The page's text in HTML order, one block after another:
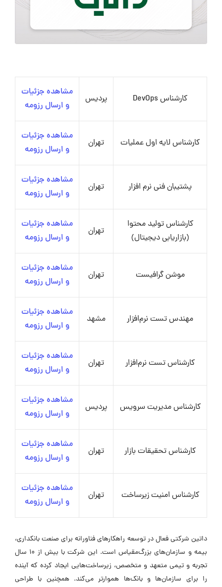
کارشناس DevOps پردیس
مشاهده جزئیات
و ارسال رزومه
کارشناس لایه اول عملیات تهران
مشاهده جزئیات
و ارسال رزومه
پشتیبان فنی نرم افزار تهران
مشاهده جزئیات
و ارسال رزومه
کارشناس تولید محتوا
(بازاریابی دیجیتال)
تهران
مشاهده جزئیات
و ارسال رزومه
موشن گرافیست تهران
مشاهده جزئیات
و ارسال رزومه
مهندس تست نرم‌افزار مشهد
مشاهده جزئیات
و ارسال رزومه
کارشناس تست نرم‌افزار تهران
مشاهده جزئیات
و ارسال رزومه
کارشناس مدیریت سرویس پردیس
مشاهده جزئیات
و ارسال رزومه
کارشناس تحقیقات بازار تهران
مشاهده جزئیات
و ارسال رزومه
کارشناس امنیت زیرساخت تهران
مشاهده جزئیات
و ارسال رزومه
داتین شرکتی فعال در توسعه راهکارهای فناورانه برای صنعت بانکداری،
بیمه و سازمان‌های بزرگ‌مقیاس است. این شرکت با بیش از 10 سال
تجربه و تیمی متعهد و متخصص، زیرساخت‌هایی ایجاد کرده که آینده
را برای سازمان‌ها و بانک‌ها هموارتر می‌کند. همچنین با طراحی